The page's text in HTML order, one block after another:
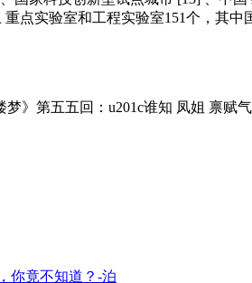
点实验室和工程实验室151个，其中
》第五五回：u201c谁知 凤姐 禀赋
你竟不知道？-泊